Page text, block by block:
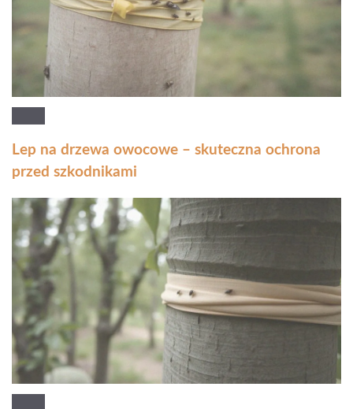
Lep na drzewa owocowe – skuteczna ochrona
przed szkodnikami